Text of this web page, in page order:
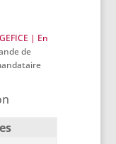
| En
de